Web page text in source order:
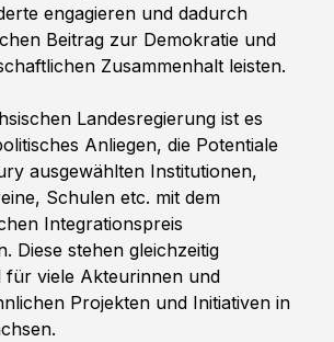
engagieren und dadurch
Beitrag zur Demokratie und
Zusammenhalt leisten.
Landesregierung ist es
Anliegen, die Potentiale
ausgewählten Institutionen,
Schulen etc. mit dem
Integrationspreis
Diese stehen gleichzeitig
für viele Akteurinnen und
Projekten und Initiativen in